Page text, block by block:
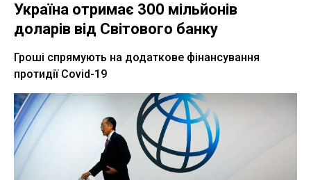
Україна отримає 300 мільйонів
доларів від Світового банку
Гроші спрямують на додаткове фінансування
протидії Covid-19